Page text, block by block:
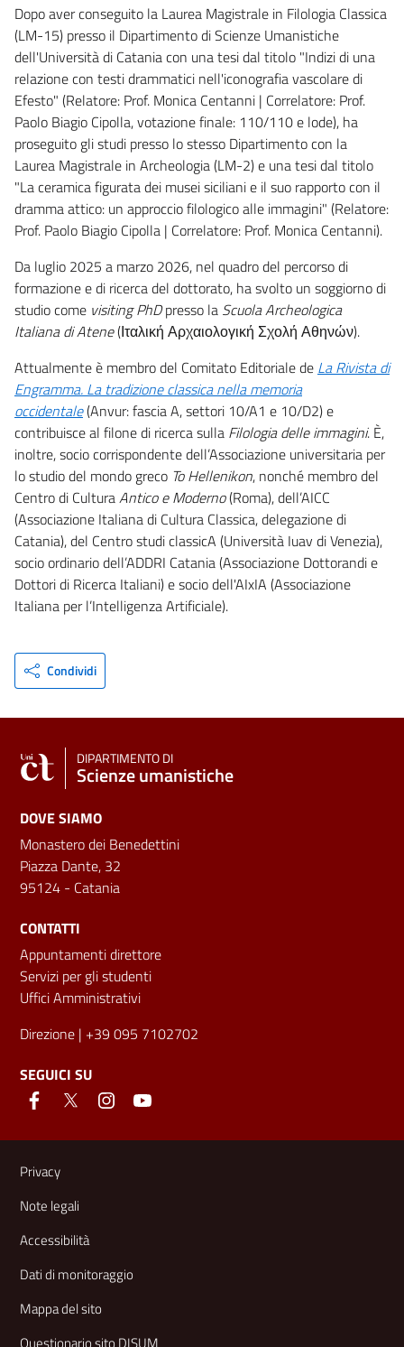
Dopo aver conseguito la Laurea Magistrale in Filologia Classica
(LM-15) presso il Dipartimento di Scienze Umanistiche
dell'Università di Catania con una tesi dal titolo "Indizi di una
relazione con testi drammatici nell'iconografia vascolare di
Efesto" (Relatore: Prof. Monica Centanni | Correlatore: Prof.
Paolo Biagio Cipolla, votazione finale: 110/110 e lode), ha
proseguito gli studi presso lo stesso Dipartimento con la
Laurea Magistrale in Archeologia (LM-2) e una tesi dal titolo
"La ceramica figurata dei musei siciliani e il suo rapporto con il
dramma attico: un approccio filologico alle immagini" (Relatore:
Prof. Paolo Biagio Cipolla | Correlatore: Prof. Monica Centanni).
Da luglio 2025 a marzo 2026, nel quadro del percorso di
formazione e di ricerca del dottorato, ha svolto un soggiorno di
studio come visiting PhDpresso la Scuola Archeologica
Italiana di Atene(Ιταλική Αρχαιολογική Σχολή Αθηνών).
Attualmente è membro del Comitato Editoriale de La Rivista di
Engramma. La tradizione classica nella memoria
occidentale(Anvur: fascia A, settori 10/A1 e 10/D2) e
contribuisce al filone di ricerca sulla Filologia delle immagini. È,
inoltre, socio corrispondente dell’Associazione universitaria per
lo studio del mondo greco To Hellenikon, nonché membro del
Centro di CulturaAntico e Moderno(Roma), dell’AICC
(Associazione Italiana di Cultura Classica, delegazione di
Catania), del Centro studi classicA (Università Iuav di Venezia),
socio ordinario dell’ADDRI Catania (Associazione Dottorandi e
Dottori di Ricerca Italiani) e socio dell'AIxIA (Associazione
Italiana per l’Intelligenza Artificiale).
Condividi
DIPARTIMENTO DI
Scienze umanistiche
DOVE SIAMO
Monastero dei Benedettini
Piazza Dante, 32
95124 - Catania
CONTATTI
Appuntamenti direttore
Servizi per gli studenti
Uffici Amministrativi
Direzione | +39 095 7102702
SEGUICI SU
Link e informazioni utili
Privacy
Note legali
Accessibilità
Dati di monitoraggio
Mappa del sito
Questionario sito DISUM